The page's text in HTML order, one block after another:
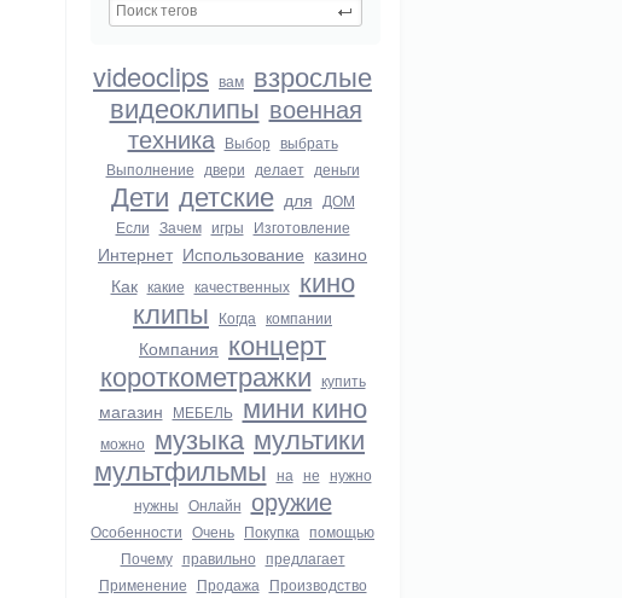
videoclips вам взрослые
видеоклипы военная
техника Выбор выбрать
Выполнение двери делает деньги
Дети детские для ДОМ
Если Зачем игры Изготовление
Интернет Использование казино
Как какие качественных кино
клипы Когда компании
Компания концерт
короткометражки купить
магазин МЕБЕЛЬ мини кино
можно музыка мультики
мультфильмы на не нужно
нужны Онлайн оружие
Особенности Очень Покупка помощью
Почему правильно предлагает
Применение Продажа Производство